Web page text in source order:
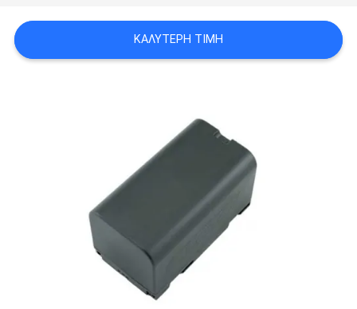
PRIVACY
ΚΑΛΎΤΕΡΗ ΤΙΜΉ